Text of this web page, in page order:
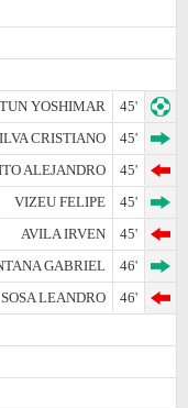
YOSHIMAR
45'
CRISTIANO
45'
ALEJANDRO
45'
VIZEU FELIPE
45'
AVILA IRVEN
45'
GABRIEL
46'
SOSA LEANDRO
46'